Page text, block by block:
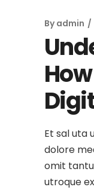
By admin
Et sal uta
dolore
omit
utroque